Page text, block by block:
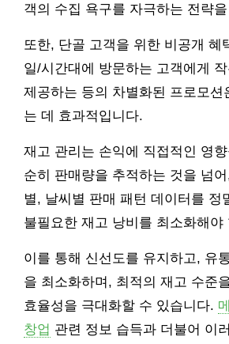
객의 수집 욕구를 자극하는 전략
또한, 단골 고객을 위한 비공개 혜
일/시간대에 방문하는 고객에게
제공하는 등의 차별화된 프로모션
는 데 효과적입니다.
재고 관리는 손익에 직접적인 영
순히 판매량을 추적하는 것을 넘
별, 날씨별 판매 패턴 데이터를 정
불필요한 재고 낭비를 최소화해야
이를 통해 신선도를 유지하고, 유
을 최소화하며, 최적의 재고 수준
효율성을 극대화할 수 있습니다.
창업 관련 정보 습득과 더불어 이